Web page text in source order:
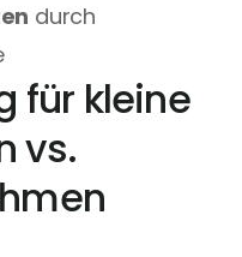
durch
für kleine
vs.